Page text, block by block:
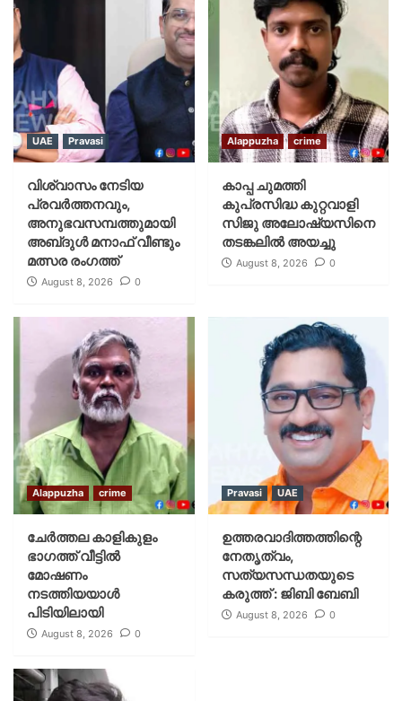
UAE Pravasi
വിശ്വാസം നേടിയ
പ്രവർത്തനവും,
അനുഭവസമ്പത്തുമായി
അബ്‌ദുൾ മനാഫ് വീണ്ടും
മത്സര രംഗത്ത്
August 8, 2026 0
Alappuzha crime
കാപ്പ ചുമത്തി
കുപ്രസിദ്ധ കുറ്റവാളി
സിജു അലോഷ്യസിനെ
തടങ്കലിൽ അയച്ചു
August 8, 2026 0
Alappuzha crime
ചേർത്തല കാളികുളം
ഭാഗത്ത് വീട്ടിൽ
മോഷണം
നടത്തിയയാൾ
പിടിയിലായി
August 8, 2026 0
Pravasi UAE
ഉത്തരവാദിത്തത്തിന്റെ
നേതൃത്വം,
സത്യസന്ധതയുടെ
കരുത്ത് : ജിബി ബേബി
August 8, 2026 0